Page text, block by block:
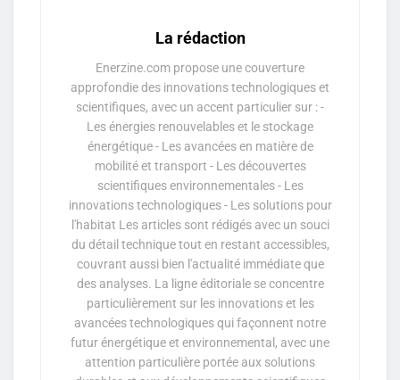
La rédaction
Enerzine.com propose une couverture
approfondie des innovations technologiques et
scientifiques, avec un accent particulier sur : -
Les énergies renouvelables et le stockage
énergétique - Les avancées en matière de
mobilité et transport - Les découvertes
scientifiques environnementales - Les
innovations technologiques - Les solutions pour
l'habitat Les articles sont rédigés avec un souci
du détail technique tout en restant accessibles,
couvrant aussi bien l'actualité immédiate que
des analyses. La ligne éditoriale se concentre
particulièrement sur les innovations et les
avancées technologiques qui façonnent notre
futur énergétique et environnemental, avec une
attention particulière portée aux solutions